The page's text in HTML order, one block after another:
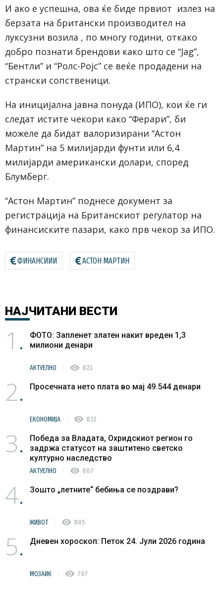
И ако е успешна, ова ќе биде првиот излез на
берзата на британски производител на
луксузни возила , по многу години, откако
добро познати брендови како што се “Jag”,
“Бентли” и “Ролс-Ројс” се веќе продадени на
странски сопственици.
На иницијална јавна понуда (ИПО), кои ќе ги
следат истите чекори како “Ферари”, би
можеле да бидат валоризирани “Астон
Мартин” на 5 милијарди фунти или 6,4
милијарди американски долари, според
Блумберг.
“Астон Мартин” поднесе документ за
регистрација на Британскиот регулатор на
финансиските пазари, како прв чекор за ИПО.
ФИНАНСИИИ АСТОН МАРТИН
НАЈЧИТАНИ ВЕСТИ
1
ФОТО: Запленет златен накит вреден 1,3
милиони денари
АКТУЕЛНО visibility 823
2 Просечната нето плата во мај 49.544 денари
ЕКОНОМИЈА visibility 822
3
Победа за Владата, Охридскиот регион го
задржа статусот на заштитено светско
културно наследство
АКТУЕЛНО visibility 807
4 Зошто „летните“ бебиња се поздрави?
ЖИВОТ visibility 805
5 Дневен хороскоп: Петок 24. Јули 2026 година
МОЗАИК visibility 767